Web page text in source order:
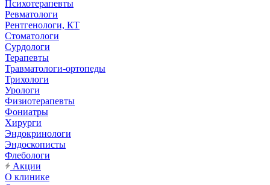
Психотерапевты
Ревматологи
Рентгенологи, КТ
Стоматологи
Сурдологи
Терапевты
Травматологи-ортопеды
Трихологи
Урологи
Физиотерапевты
Фониатры
Хирурги
Эндокринологи
Эндоскописты
Флебологи
Акции
О клинике